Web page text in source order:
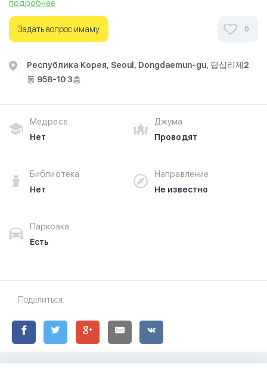
"ALTAVHID" в г.Сеул на фотографиях и узнайте о часах
работы. Ваше духовное путешествие начинается
здесь.
подробнее
Задать вопрос имаму 0
Республика Корея, Seoul, Dongdaemun-gu, 답십리제2
동 958-10 3층
Медресе
Нет
Джума
Проводят
Библиотека
Нет
Направление
Не известно
Парковка
Есть
Поделиться: